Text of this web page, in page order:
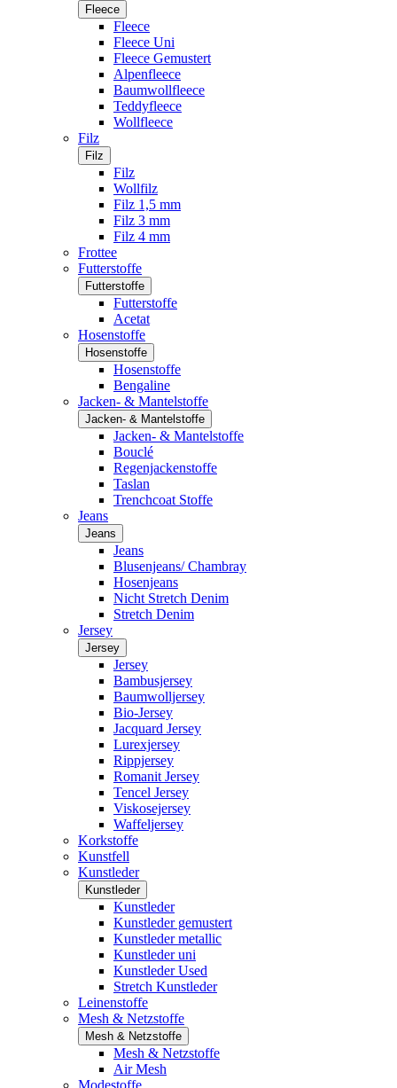
Fleece
Fleece
Fleece Uni
Fleece Gemustert
Alpenfleece
Baumwollfleece
Teddyfleece
Wollfleece
Filz
Filz
Filz
Wollfilz
Filz 1,5 mm
Filz 3 mm
Filz 4 mm
Frottee
Futterstoffe
Futterstoffe
Futterstoffe
Acetat
Hosenstoffe
Hosenstoffe
Hosenstoffe
Bengaline
Jacken- & Mantelstoffe
Jacken- & Mantelstoffe
Jacken- & Mantelstoffe
Bouclé
Regenjackenstoffe
Taslan
Trenchcoat Stoffe
Jeans
Jeans
Jeans
Blusenjeans/ Chambray
Hosenjeans
Nicht Stretch Denim
Stretch Denim
Jersey
Jersey
Jersey
Bambusjersey
Baumwolljersey
Bio-Jersey
Jacquard Jersey
Lurexjersey
Rippjersey
Romanit Jersey
Tencel Jersey
Viskosejersey
Waffeljersey
Korkstoffe
Kunstfell
Kunstleder
Kunstleder
Kunstleder
Kunstleder gemustert
Kunstleder metallic
Kunstleder uni
Kunstleder Used
Stretch Kunstleder
Leinenstoffe
Mesh & Netzstoffe
Mesh & Netzstoffe
Mesh & Netzstoffe
Air Mesh
Modestoffe